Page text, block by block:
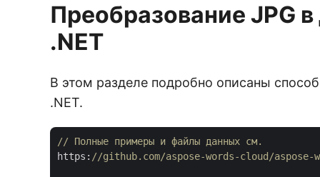
Преобразование JPG
.NET
В этом разделе подробно описаны
.NET.
// Полные примеры и файлы данных см.
https: //github.com/aspose-words-cloud/aspose-